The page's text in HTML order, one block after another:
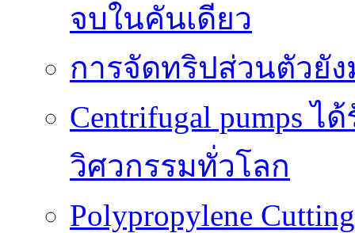
จบในคันเดียว
การจัดทริปส่วนตัวยั
Centrifugal pumps
วิศวกรรมทั่วโลก
Polypropylene